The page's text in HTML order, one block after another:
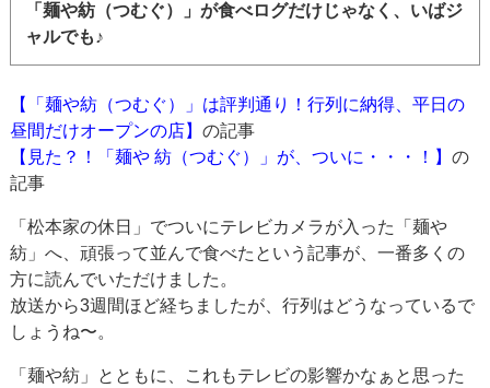
「麺や紡（つむぐ）」が食べログだけじゃなく、いばジ
ャルでも♪
【「麺や紡（つむぐ）」は評判通り！行列に納得、平日の
昼間だけオープンの店】の記事
【見た？！「麺や 紡（つむぐ）」が、ついに・・・！】の
記事
「松本家の休日」でついにテレビカメラが入った「麺や
紡」へ、頑張って並んで食べたという記事が、一番多くの
方に読んでいただけました。
放送から3週間ほど経ちましたが、行列はどうなっているで
しょうね〜。
「麺や紡」とともに、これもテレビの影響かなぁと思った